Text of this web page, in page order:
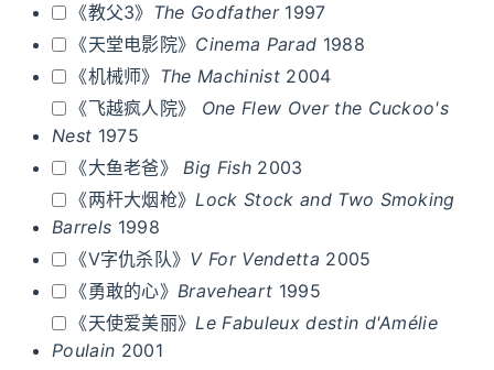
《教父3》 The Godfather1997
《天堂电影院》 Cinema Parad 1988
《机械师》 The Machinist2004
《飞越疯人院》 One Flew Over the Cuckoo's
Nest 1975
《大鱼老爸》Big Fish 2003
《两杆大烟枪》Lock Stock and Two Smoking
Barrels 1998
《V字仇杀队》 V For Vendetta 2005
《勇敢的心》Braveheart 1995
《天使爱美丽》Le Fabuleux destin d'Amélie
Poulain 2001